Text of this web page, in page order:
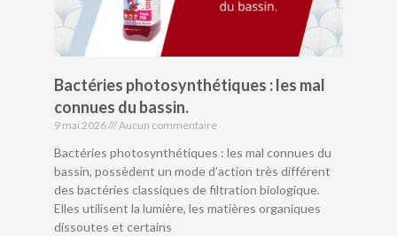
Bactéries photosynthétiques : les mal
connues du bassin.
9 mai 2026 Aucun commentaire
Bactéries photosynthétiques : les mal connues du
bassin, possèdent un mode d’action très différent
des bactéries classiques de filtration biologique.
Elles utilisent la lumière, les matières organiques
dissoutes et certains